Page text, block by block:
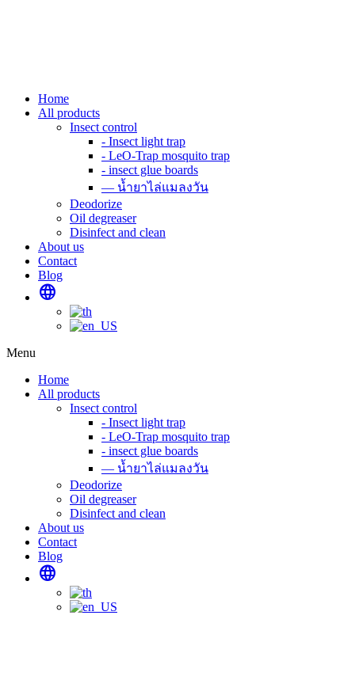
Home
All products
Insect control
- Insect light trap
- LeO-Trap mosquito trap
- insect glue boards
— น้ำยาไล่แมลงวัน
Deodorize
Oil degreaser
Disinfect and clean
About us
Contact
Blog
language
Menu
Home
All products
Insect control
- Insect light trap
- LeO-Trap mosquito trap
- insect glue boards
— น้ำยาไล่แมลงวัน
Deodorize
Oil degreaser
Disinfect and clean
About us
Contact
Blog
language